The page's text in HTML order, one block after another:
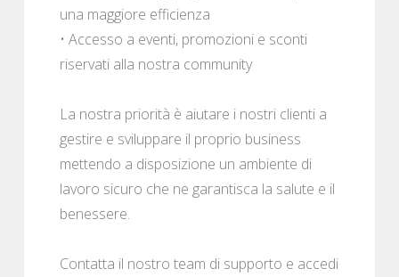
una maggiore efficienza
• Accesso a eventi, promozioni e sconti
riservati alla nostra community
La nostra priorità è aiutare i nostri clienti a
gestire e sviluppare il proprio business
mettendo a disposizione un ambiente di
lavoro sicuro che ne garantisca la salute e il
benessere.
Contatta il nostro team di supporto e accedi